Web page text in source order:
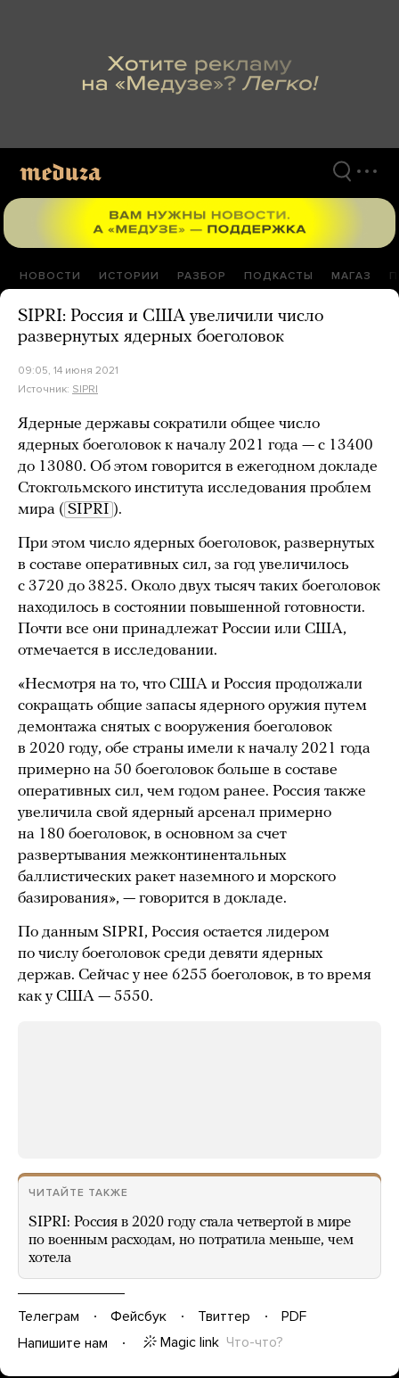
НОВОСТИ ИСТОРИИ РАЗБОР ПОДКАСТЫ МАГАЗ
SIPRI: Россия и США увеличили число
развернутых ядерных боеголовок
09:05, 14 июня 2021
Источник: SIPRI
Ядерные державы сократили общее число
ядерных боеголовок к началу 2021 года — с 13400
до 13080. Об этом говорится в ежегодном докладе
Стокгольмского института исследования проблем
мира ( SIPRI ).
При этом число ядерных боеголовок, развернутых
в составе оперативных сил, за год увеличилось
с 3720 до 3825. Около двух тысяч таких боеголовок
находилось в состоянии повышенной готовности.
Почти все они принадлежат России или США,
отмечается в исследовании.
«Несмотря на то, что США и Россия продолжали
сокращать общие запасы ядерного оружия путем
демонтажа снятых с вооружения боеголовок
в 2020 году, обе страны имели к началу 2021 года
примерно на 50 боеголовок больше в составе
оперативных сил, чем годом ранее. Россия также
увеличила свой ядерный арсенал примерно
на 180 боеголовок, в основном за счет
развертывания межконтинентальных
баллистических ракет наземного и морского
базирования», — говорится в докладе.
По данным SIPRI, Россия остается лидером
по числу боеголовок среди девяти ядерных
держав. Сейчас у нее 6255 боеголовок, в то время
как у США — 5550.
ЧИТАЙТЕ ТАКЖЕ
SIPRI: Россия в 2020 году стала четвертой в мире
по военным расходам, но потратила меньше, чем
хотела
Телеграм Фейсбук Твиттер
PDF
Напишите нам
Magic link Что-что?